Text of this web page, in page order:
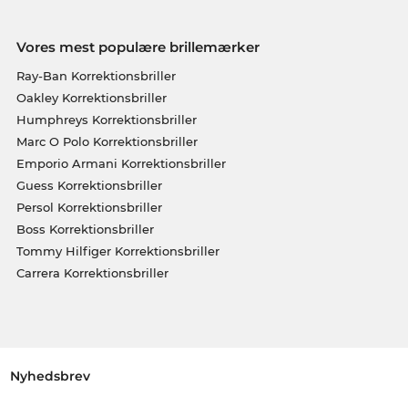
Vores mest populære brillemærker
Ray-Ban Korrektionsbriller
Oakley Korrektionsbriller
Humphreys Korrektionsbriller
Marc O Polo Korrektionsbriller
Emporio Armani Korrektionsbriller
Guess Korrektionsbriller
Persol Korrektionsbriller
Boss Korrektionsbriller
Tommy Hilfiger Korrektionsbriller
Carrera Korrektionsbriller
Nyhedsbrev